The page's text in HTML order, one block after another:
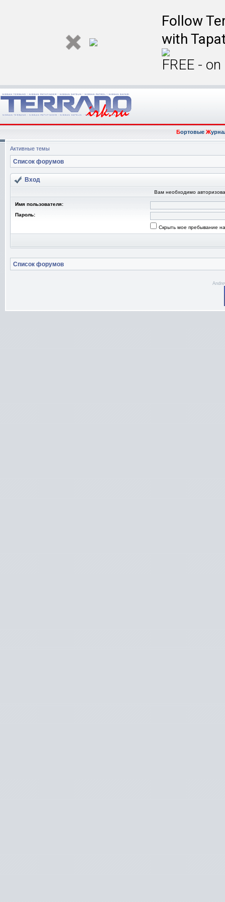
Follow
with
FREE -
БортовыеЖ
Активные темы
Список форумов
Вход
Вам необходимо
Имя пользователя:
Пароль:
Скрыть мое пребывание
Список форумов